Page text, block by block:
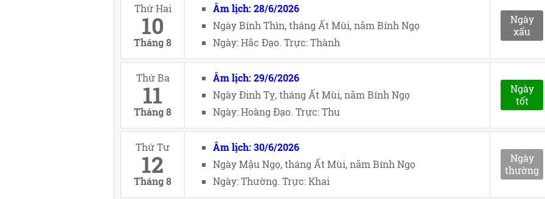
Thứ Hai
10
Tháng 8
Âm lịch: 28/6/2026
Ngày Bính Thìn, tháng Ất Mùi, năm Bính Ngọ
Ngày: Hắc Đạo. Trực: Thành
Ngày
xấu
Thứ Ba
11
Tháng 8
Âm lịch: 29/6/2026
Ngày Đinh Tỵ, tháng Ất Mùi, năm Bính Ngọ
Ngày: Hoàng Đạo. Trực: Thu
Ngày
tốt
Thứ Tư
12
Tháng 8
Âm lịch: 30/6/2026
Ngày Mậu Ngọ, tháng Ất Mùi, năm Bính Ngọ
Ngày: Thường. Trực: Khai
Ngày
thường